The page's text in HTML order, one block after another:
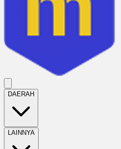
DAERAH
LAINNYA